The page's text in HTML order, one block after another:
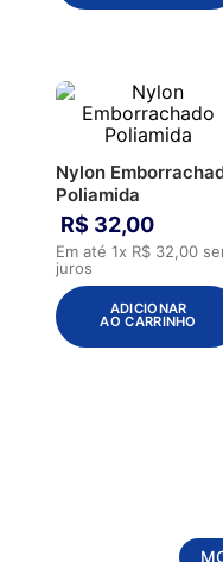
Nylon
Poliamida
R$ 32,00
Em até1x R$ 32,00
juros
ADICIONAR
AO CARRINHO